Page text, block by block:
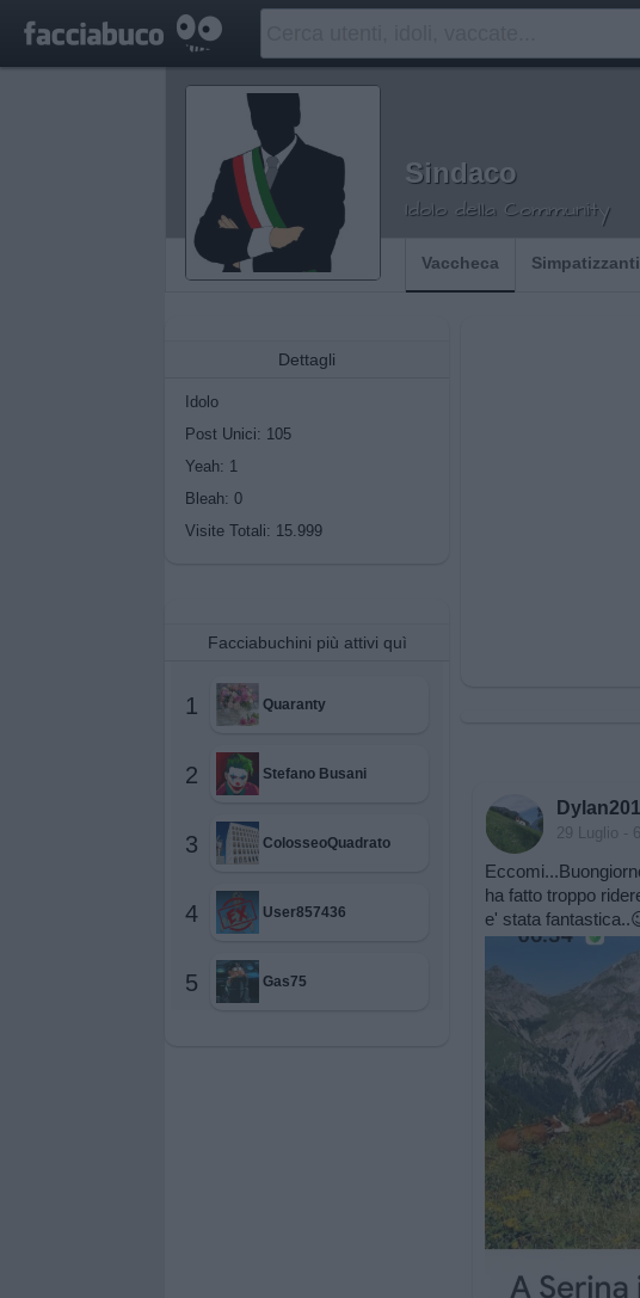
Sindaco
Idolo della Community
Vaccheca Simpatizzanti
Dettagli
Idolo
Post Unici: 105
Yeah: 1
Bleah: 0
Visite Totali: 15.999
Facciabuchini più attivi quì
1 Quaranty
2 Stefano Busani
3 ColosseoQuadrato
4 User857436
5 Gas75
29 Luglio -
ha fatto troppo
e' stata